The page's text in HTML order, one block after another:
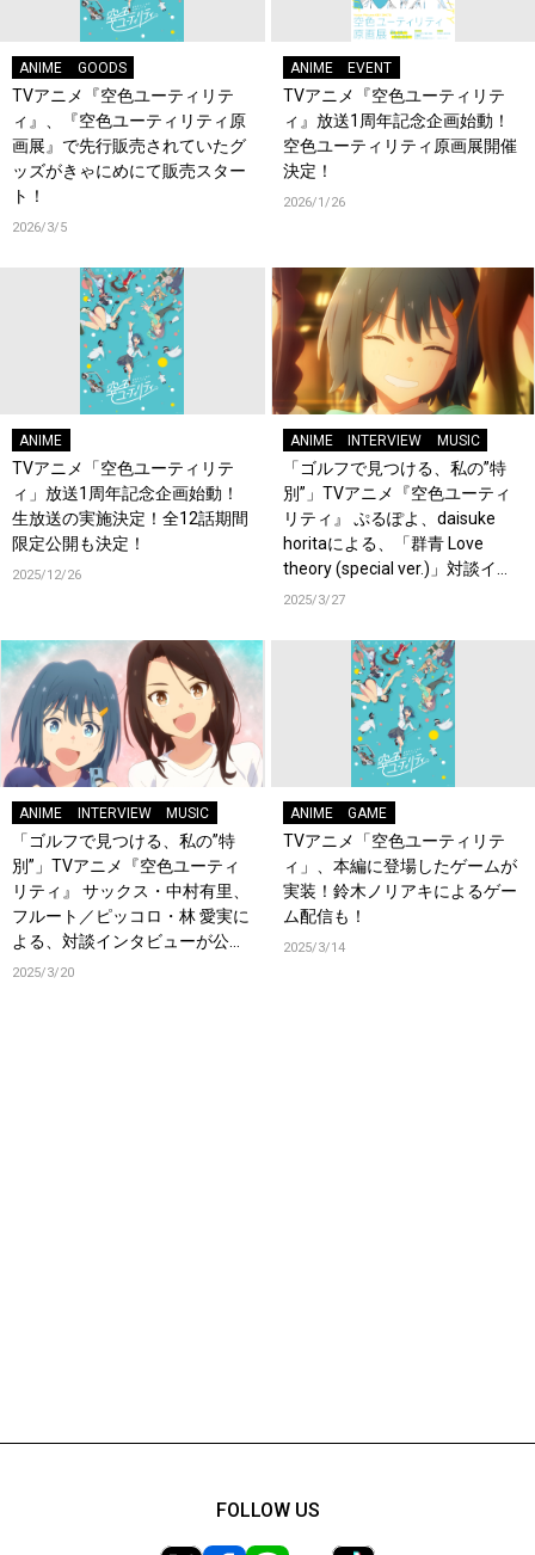
ANIME GOODS
TVアニメ『空色ユーティリテ
ィ』、『空色ユーティリティ原
画展』で先行販売されていたグ
ッズがきゃにめにて販売スター
ト！
2026/3/5
ANIME EVENT
TVアニメ『空色ユーティリテ
ィ』放送1周年記念企画始動！
空色ユーティリティ原画展開催
決定！
2026/1/26
ANIME
TVアニメ「空色ユーティリテ
ィ」放送1周年記念企画始動！
生放送の実施決定！全12話期間
限定公開も決定！
2025/12/26
ANIME INTERVIEW MUSIC
「ゴルフで見つける、私の”特
別”」TVアニメ『空色ユーティ
リティ』 ぷるぽよ、daisuke
horitaによる、「群青 Love
theory (special ver.)」対談イン
タビューが公開！
2025/3/27
ANIME INTERVIEW MUSIC
「ゴルフで見つける、私の”特
別”」TVアニメ『空色ユーティ
リティ』 サックス・中村有里、
フルート／ピッコロ・林 愛実に
よる、対談インタビューが公
開！
2025/3/20
ANIME GAME
TVアニメ「空色ユーティリテ
ィ」、本編に登場したゲームが
実装！鈴木ノリアキによるゲー
ム配信も！
2025/3/14
FOLLOW US